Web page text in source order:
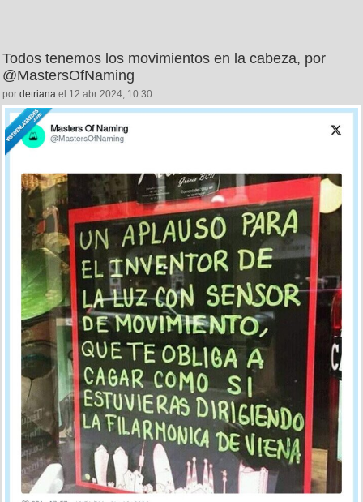
Todos tenemos los movimientos en la cabeza, por
@MastersOfNaming
por detriana el 12 abr 2024, 10:30